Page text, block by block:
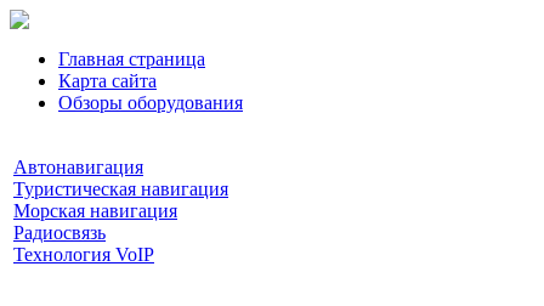
Главная страница
Карта сайта
Обзоры оборудования
Автонавигация
Туристическая навигация
Морская навигация
Радиосвязь
Технология VoIP